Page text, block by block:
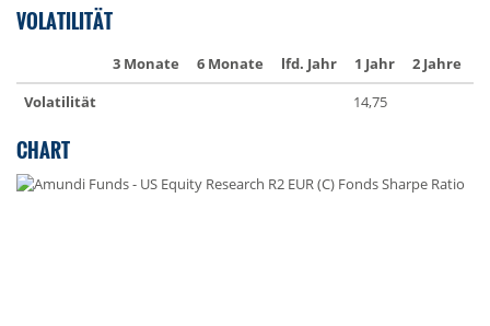
VOLATILITÄT
3 Monate 6 Monate lfd. Jahr 1 Jahr 2 Jahre
Volatilität
14,75
CHART